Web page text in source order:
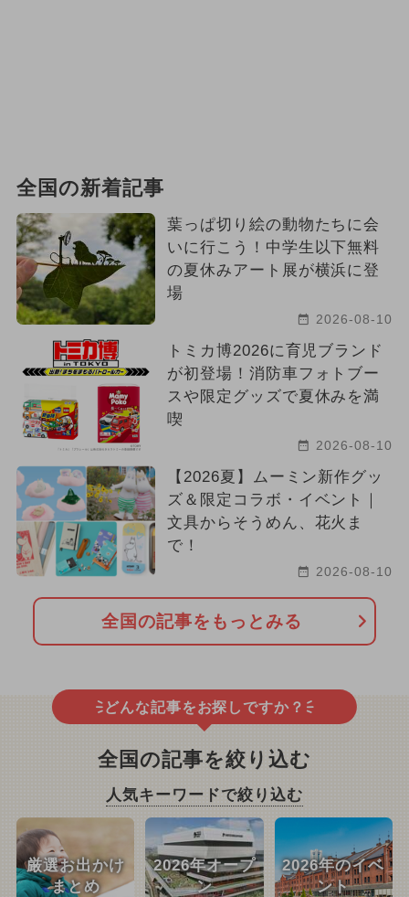
全国の新着記事
葉っぱ切り絵の動物たちに会
いに行こう！中学生以下無料
の夏休みアート展が横浜に登
場
2026-08-10
トミカ博2026に育児ブランド
が初登場！消防車フォトブー
スや限定グッズで夏休みを満
喫
2026-08-10
【2026夏】ムーミン新作グッ
ズ＆限定コラボ・イベント｜
文具からそうめん、花火ま
で！
2026-08-10
全国の記事をもっとみる
どんな記事をお探しですか？
全国の記事を絞り込む
人気キーワードで絞り込む
厳選お出かけ
まとめ
2026年オープ
ン
2026年のイベ
ント